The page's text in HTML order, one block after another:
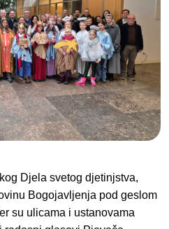
Djela svetog djetinjstva,
Bogojavljenja pod geslom
su ulicama i ustanovama